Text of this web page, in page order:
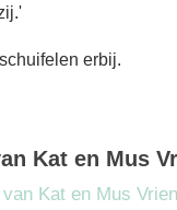
erbij.
Kat en Mus
Kat en Mus